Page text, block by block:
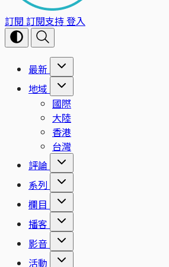
訂閱 訂閱支持登入
最新
地域
國際
大陸
香港
台灣
評論
系列
欄目
播客
影音
活動